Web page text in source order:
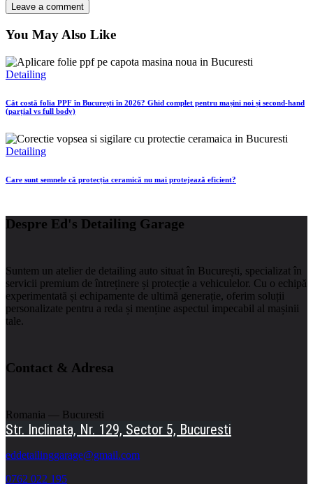
You May Also Like
Detailing
Cât costă folia PPF în București în 2026? Ghid complet pentru mașini noi și second-hand
(parțial vs full body)
Detailing
Care sunt semnele că protecția ceramică nu mai protejează eficient?
Despre Ed's Detailing Garage
Suntem un atelier de detailing auto situat în București, specializat în
servicii premium de întreținere și protecție a vehiculelor. Cu o echipă
experimentată și echipamente de ultimă generație, oferim soluții
personalizate pentru a reda și menține aspectul impecabil al mașinii
tale.
Contact & Adresa
Romania — Bucuresti
Str. Inclinata, Nr. 129, Sector 5, Bucuresti
eddetailinggarage@gmail.com
0762 022 195